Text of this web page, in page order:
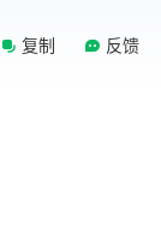
复制 反馈